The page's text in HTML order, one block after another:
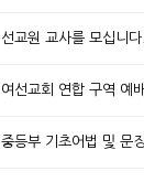
선교원 교사를 모십니다.
여선교회 연합 구역 예배
중등부 기초어법 및 문